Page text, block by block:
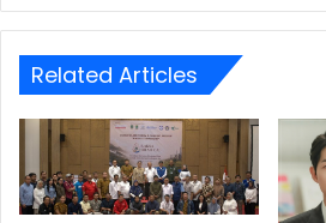
Related Articles